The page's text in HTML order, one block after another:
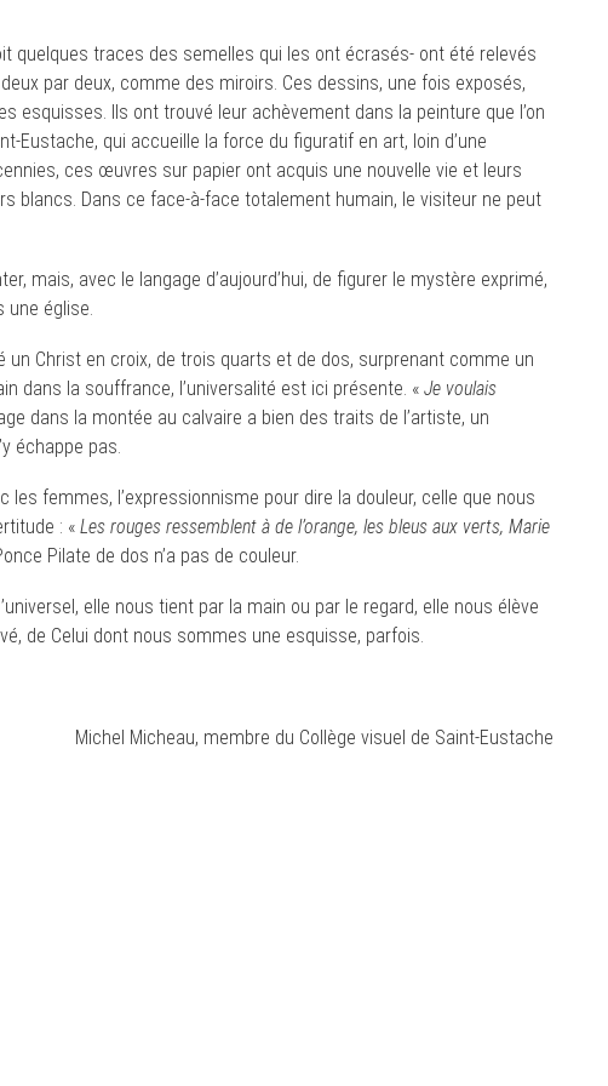
quelques traces des semelles qui les ont écrasés- ont été relevés
par deux, comme des miroirs. Ces dessins, une fois exposés,
esquisses. Ils ont trouvé leur achèvement dans la peinture que l’on
Eustache, qui accueille la force du figuratif en art, loin d’une
ces œuvres sur papier ont acquis une nouvelle vie et leurs
blancs. Dans ce face-à-face totalement humain, le visiteur ne peut
mais, avec le langage d’aujourd’hui, de figurer le mystère exprimé,
une église.
Christ en croix, de trois quarts et de dos, surprenant comme un
dans la souffrance, l’universalité est ici présente. « Je voulais
dans la montée au calvaire a bien des traits de l’artiste, un
échappe pas.
femmes, l’expressionnisme pour dire la douleur, celle que nous
: « Les rouges ressemblent à de l’orange, les bleus aux verts, Marie
Pilate de dos n’a pas de couleur.
elle nous tient par la main ou par le regard, elle nous élève
de Celui dont nous sommes une esquisse, parfois.
Michel Micheau, membre du Collège visuel de Saint-Eustache